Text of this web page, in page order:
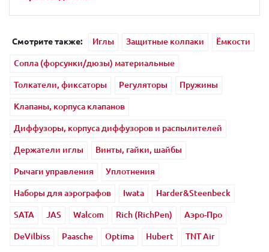
Смотрите также: Иглы Защитные колпаки
Ёмкости
Сопла (форсунки/дюзы) материальные
Толкатели, фиксаторы
Регуляторы
Пружины
Клапаны, корпуса клапанов
Диффузоры, корпуса диффузоров и распылителей
Держатели иглы
Винты, гайки, шайбы
Рычаги управления
Уплотнения
Наборы для аэрографов
Iwata
Harder&Steenbeck
SATA
JAS Walcom Rich (RichPen)
Аэро-Про
DeVilbiss
Paasche Optima Hubert TNT Air